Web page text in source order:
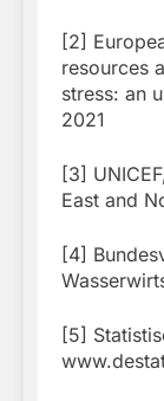
[2]
resources
stress: an
2021
[3]
East and
[4]
[5]